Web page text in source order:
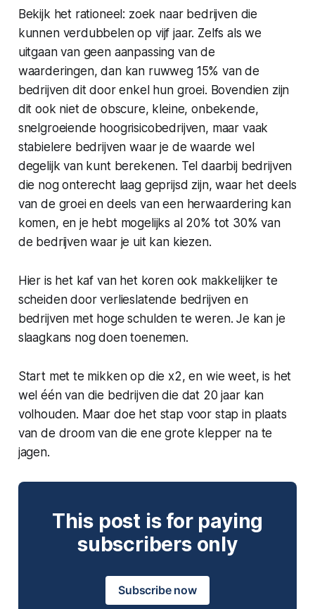
Bekijk het rationeel: zoek naar bedrijven die
kunnen verdubbelen op vijf jaar. Zelfs als we
uitgaan van geen aanpassing van de
waarderingen, dan kan ruwweg 15% van de
bedrijven dit door enkel hun groei. Bovendien zijn
dit ook niet de obscure, kleine, onbekende,
snelgroeiende hoogrisicobedrijven, maar vaak
stabielere bedrijven waar je de waarde wel
degelijk van kunt berekenen. Tel daarbij bedrijven
die nog onterecht laag geprijsd zijn, waar het deels
van de groei en deels van een herwaardering kan
komen, en je hebt mogelijks al 20% tot 30% van
de bedrijven waar je uit kan kiezen.
Hier is het kaf van het koren ook makkelijker te
scheiden door verlieslatende bedrijven en
bedrijven met hoge schulden te weren. Je kan je
slaagkans nog doen toenemen.
Start met te mikken op die x2, en wie weet, is het
wel één van die bedrijven die dat 20 jaar kan
volhouden. Maar doe het stap voor stap in plaats
van de droom van die ene grote klepper na te
jagen.
This post is for paying
subscribers only
Subscribe now